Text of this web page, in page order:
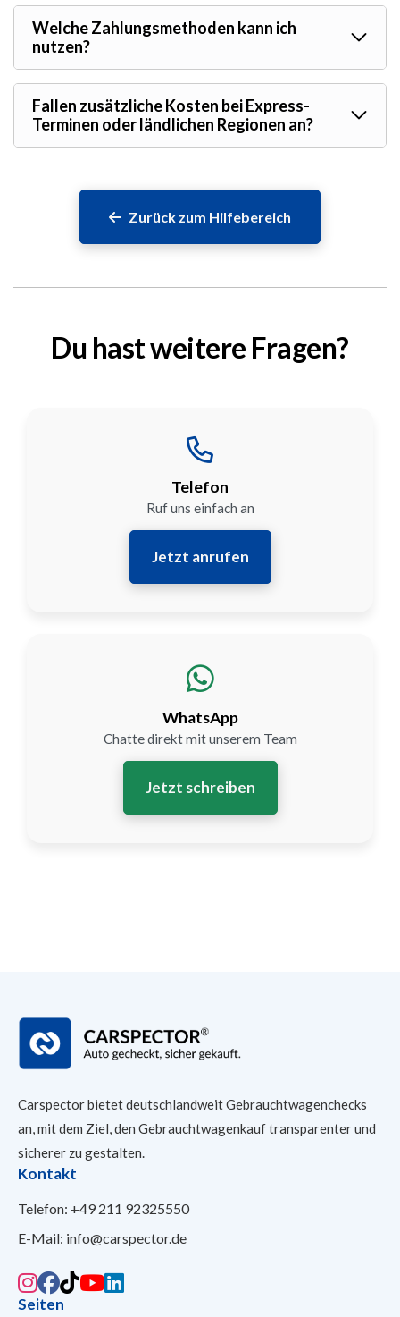
Welche Zahlungsmethoden kann ich
nutzen?
Fallen zusätzliche Kosten bei Express-
Terminen oder ländlichen Regionen an?
Zurück zum Hilfebereich
Du hast weitere Fragen?
Telefon
Ruf uns einfach an
Jetzt anrufen
WhatsApp
Chatte direkt mit unserem Team
Jetzt schreiben
Carspector bietet deutschlandweit Gebrauchtwagenchecks
an, mit dem Ziel, den Gebrauchtwagenkauf transparenter und
sicherer zu gestalten.
Kontakt
Telefon: +49 211 92325550
E-Mail: info@carspector.de
Seiten